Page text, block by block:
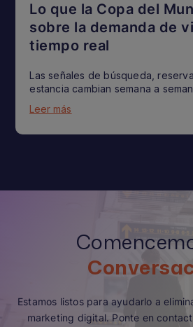
Lo que la Copa del
sobre la demanda de
tiempo real
Las señales de búsqueda,
estancia cambian semana a
Leer más
Estamos listos para ayudarlo a
marketing digital. Ponte en